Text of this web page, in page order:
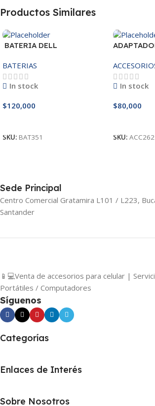
Productos Similares
BATERIA DELL
3521/5421/3425 14.8V
BATERIAS
In stock
$120,000
SKU: BAT351
In stock
$80,000
SKU: ACC262
Sede Principal
Centro Comercial Gratamira L101 / L223,
Santander
📱💻Venta de accesorios para celular |
Portátiles / Computadores
Síguenos
Categorías
Enlaces de Interés
Sobre Nosotros